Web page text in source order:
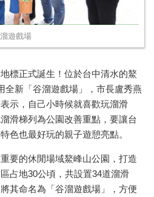
遊戲場
標正式誕生！位於台中清水的鰲
全新「谷溜遊戲場」，市長盧秀燕
示，自己小時候就喜歡玩溜滑
滑梯列為公園改善重點，要讓台
色也最好玩的親子遊憩亮點。
要的休閒場域鰲峰山公園，打造
占地30公頃，共設置34道溜滑
其命名為「谷溜遊戲場」，方便